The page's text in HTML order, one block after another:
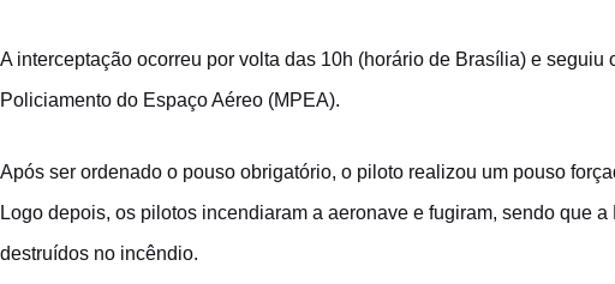
A interceptação ocorreu por volta das 10h (horário de Brasília) e
Policiamento do Espaço Aéreo (MPEA).
Após ser ordenado o pouso obrigatório, o piloto realizou um pouso
Logo depois, os pilotos incendiaram a aeronave e fugiram, sendo que
destruídos no incêndio.